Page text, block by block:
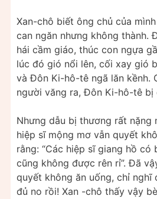
Xan-chô biết ông chủ của
can ngăn nhưng không thành.
hái cầm giáo, thúc con ngựa
lúc đó gió nổi lên, cối xay gió
và Đôn Ki-hô-tê ngã lăn kềnh.
người văng ra, Đôn Ki-hô-tê bị
Nhưng dẫu bị thương rất nặng
hiệp sĩ mộng mơ vẫn quyết
rằng: “Các hiệp sĩ giang hồ có
cũng không được rên rỉ”. Đã
quyết không ăn uống, chỉ nghĩ
đủ no rồi! Xan -chô thấy vậy